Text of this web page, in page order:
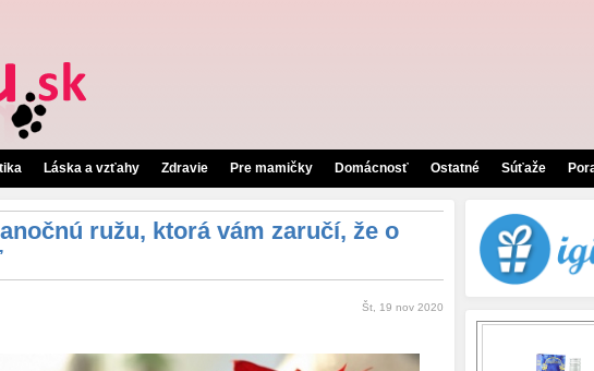
Láska a vzťahy Zdravie Pre mamičky Domácnosť Ostatné Súťaže
ružu, ktorá vám zaručí, že o
Št, 19 nov 2020